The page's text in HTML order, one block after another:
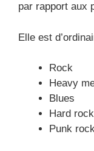
par rapport aux
Elle est
Rock
Heavy
Blues
Hard rock
Punk